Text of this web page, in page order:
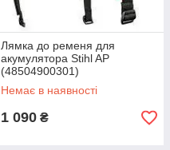
Лямка до ременя для
акумулятора Stihl AP
(48504900301)
Немає в наявності
1 090 ₴